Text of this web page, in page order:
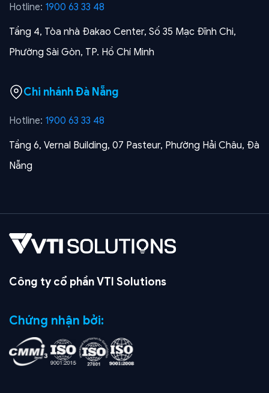
Hotline: 1900 63 33 48
Tầng 4, Tòa nhà Đakao Center, Số 35 Mạc Đĩnh Chi,
Phường Sài Gòn, TP. Hồ Chí Minh
Chi nhánh Đà Nẵng
Hotline: 1900 63 33 48
Tầng 6, Vernal Building, 07 Pasteur, Phường Hải Châu, Đà
Nẵng
Công ty cổ phần VTI Solutions
Chứng nhận bởi: